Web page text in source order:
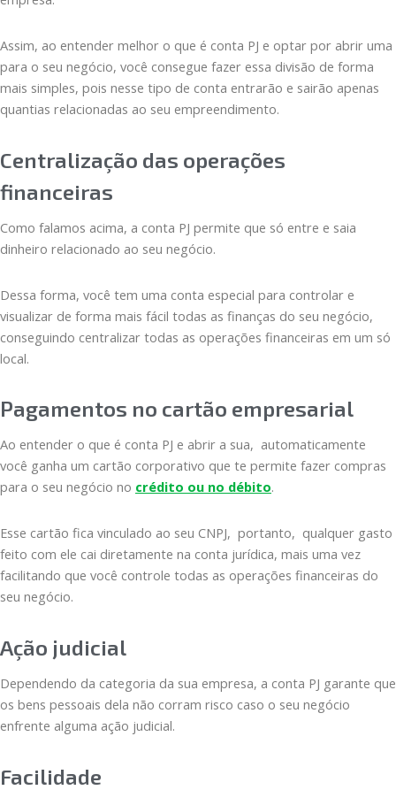
Assim, ao entender melhor o que é conta PJ e optar por abrir uma
para o seu negócio, você consegue fazer essa divisão de forma
mais simples, pois nesse tipo de conta entrarão e sairão apenas
quantias relacionadas ao seu empreendimento.
Centralização das operações
financeiras
Como falamos acima, a conta PJ permite que só entre e saia
dinheiro relacionado ao seu negócio.
Dessa forma, você tem uma conta especial para controlar e
visualizar de forma mais fácil todas as finanças do seu negócio,
conseguindo centralizar todas as operações financeiras em um só
local.
Pagamentos no cartão empresarial
Ao entender o que é conta PJ e abrir a sua, automaticamente
você ganha um cartão corporativo que te permite fazer compras
para o seu negócio no crédito ou no débito.
Esse cartão fica vinculado ao seu CNPJ, portanto, qualquer gasto
feito com ele cai diretamente na conta jurídica, mais uma vez
facilitando que você controle todas as operações financeiras do
seu negócio.
Ação judicial
Dependendo da categoria da sua empresa, a conta PJ garante que
os bens pessoais dela não corram risco caso o seu negócio
enfrente alguma ação judicial.
Facilidade